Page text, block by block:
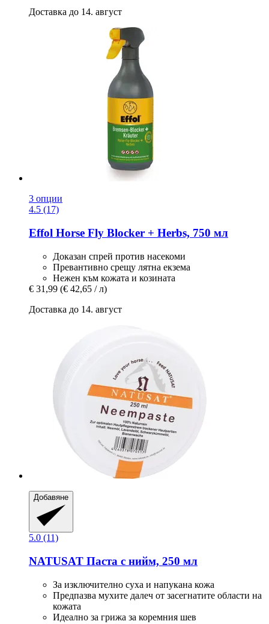
Доставка до 14. август
3 опции
4.5 (17)
Effol Horse Fly Blocker + Herbs, 750 мл
Доказан спрей против насекоми
Превантивно срещу лятна екзема
Нежен към кожата и козината
€ 31,99 (€ 42,65 / л)
Доставка до 14. август
Добавяне
5.0 (11)
NATUSAT Паста с нийм, 250 мл
За изключително суха и напукана кожа
Предпазва мухите далеч от засегнатите области на
кожата
Идеално за грижа за коремния шев